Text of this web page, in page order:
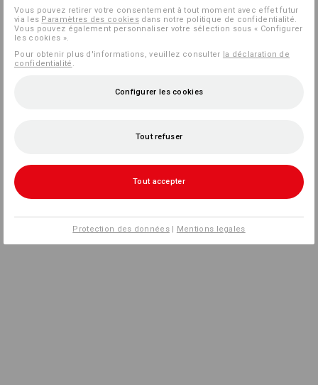
Vous pouvez retirer votre consentement à tout moment avec effet futur
via les Paramètres des cookies dans notre politique de confidentialité.
Vous pouvez également personnaliser votre sélection sous « Configurer
les cookies ».
Pour obtenir plus d'informations, veuillez consulter la déclaration de
confidentialité
Configurer les cookies
Tout refuser
Tout accepter
Protection des données| Mentions legales